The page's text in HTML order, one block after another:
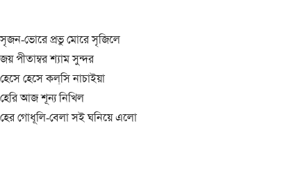
সৃজন-ভোরে প্রভু মোরে সৃজিলে
জয় পীতাম্বর শ্যাম সুন্দর
হেসে হেসে কল্‌সি নাচাইয়া
হেরি আজ শূন্য নিখিল
হের গোধূলি-বেলা সই ঘনিয়ে এলো